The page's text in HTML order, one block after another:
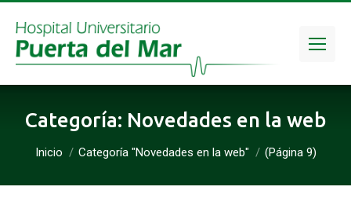
Categoría: Novedades en la web
Estás aquí:
Inicio Categoría "Novedades en la web" (Página 9)